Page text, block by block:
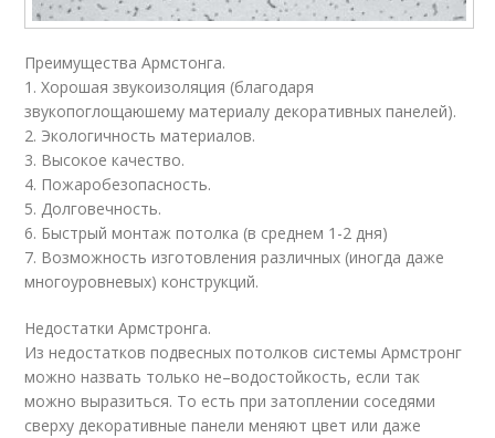
Преимущества Армстонга.
1. Хорошая звукоизоляция (благодаря
звукопоглощаюшему материалу декоративных панелей).
2. Экологичность материалов.
3. Высокое качество.
4. Пожаробезопасность.
5. Долговечность.
6. Быстрый монтаж потолка (в среднем 1-2 дня)
7. Возможность изготовления различных (иногда даже
многоуровневых) конструкций.
Недостатки Армстронга.
Из недостатков подвесных потолков системы Армстронг
можно назвать только не–водостойкость, если так
можно выразиться. То есть при затоплении соседями
сверху декоративные панели меняют цвет или даже